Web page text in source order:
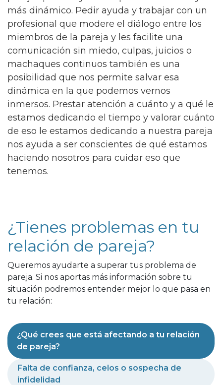
más dinámico. Pedir ayuda y trabajar con un
profesional que modere el diálogo entre los
miembros de la pareja y les facilite una
comunicación sin miedo, culpas, juicios o
machaques continuos también es una
posibilidad que nos permite salvar esa
dinámica en la que podemos vernos
inmersos. Prestar atención a cuánto y a qué le
estamos dedicando el tiempo y valorar cuánto
de eso le estamos dedicando a nuestra pareja
nos ayuda a ser conscientes de qué estamos
haciendo nosotros para cuidar eso que
tenemos.
¿Tienes problemas en tu
relación de pareja?
Queremos ayudarte a superar tus problema de
pareja. Si nos aportas más información sobre tu
situación podremos entender mejor lo que pasa en
tu relación:
¿Qué crees que está afectando a tu relación
de pareja?
Falta de confianza, celos o sospecha de
infidelidad